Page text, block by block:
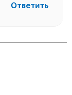
Ответить